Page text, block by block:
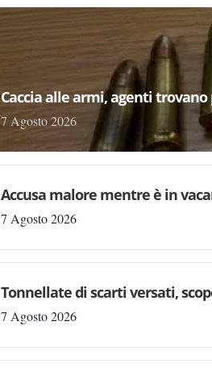
Caccia alle armi, agenti
7 Agosto 2026
Accusa malore mentre è in
7 Agosto 2026
Tonnellate di scarti versati,
7 Agosto 2026